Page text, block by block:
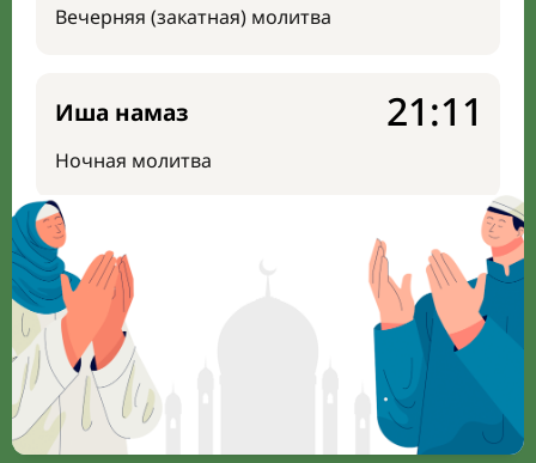
Вечерняя (закатная) молитва
Иша намаз
Ночная молитва
21:11